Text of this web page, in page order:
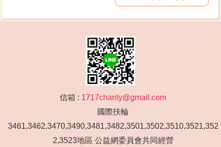
信箱 : 1717charity@gmail.com
國際扶輪
3461,3462,3470,3490,3481,3482,3501,3502,3510,3521,352
2,3523地區 公益網委員會共同經營